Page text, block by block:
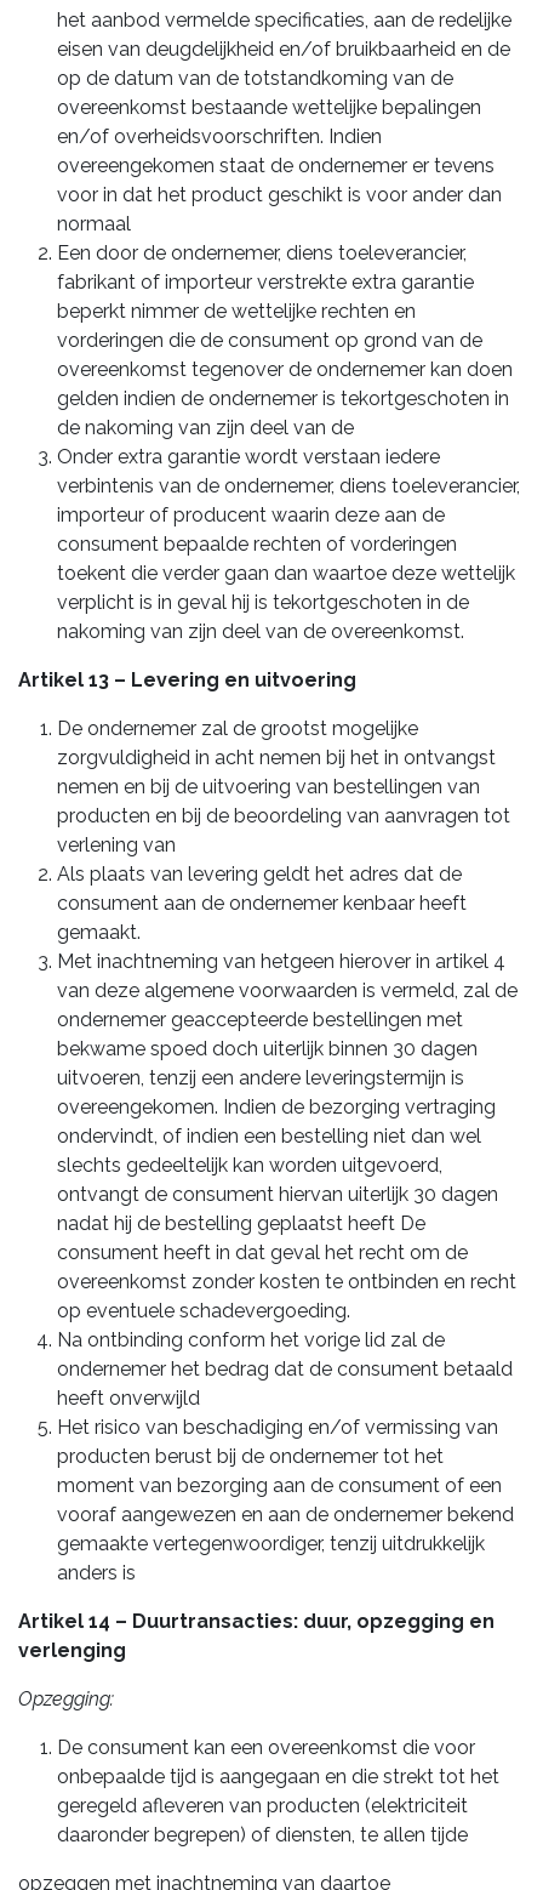
het aanbod vermelde specificaties, aan de redelijke
eisen van deugdelijkheid en/of bruikbaarheid en de
op de datum van de totstandkoming van de
overeenkomst bestaande wettelijke bepalingen
en/of overheidsvoorschriften. Indien
overeengekomen staat de ondernemer er tevens
voor in dat het product geschikt is voor ander dan
normaal
Een door de ondernemer, diens toeleverancier,
fabrikant of importeur verstrekte extra garantie
beperkt nimmer de wettelijke rechten en
vorderingen die de consument op grond van de
overeenkomst tegenover de ondernemer kan doen
gelden indien de ondernemer is tekortgeschoten in
de nakoming van zijn deel van de
Onder extra garantie wordt verstaan iedere
verbintenis van de ondernemer, diens toeleverancier,
importeur of producent waarin deze aan de
consument bepaalde rechten of vorderingen
toekent die verder gaan dan waartoe deze wettelijk
verplicht is in geval hij is tekortgeschoten in de
nakoming van zijn deel van de overeenkomst.
Artikel 13 – Levering en uitvoering
De ondernemer zal de grootst mogelijke
zorgvuldigheid in acht nemen bij het in ontvangst
nemen en bij de uitvoering van bestellingen van
producten en bij de beoordeling van aanvragen tot
verlening van
Als plaats van levering geldt het adres dat de
consument aan de ondernemer kenbaar heeft
gemaakt.
Met inachtneming van hetgeen hierover in artikel 4
van deze algemene voorwaarden is vermeld, zal de
ondernemer geaccepteerde bestellingen met
bekwame spoed doch uiterlijk binnen 30 dagen
uitvoeren, tenzij een andere leveringstermijn is
overeengekomen. Indien de bezorging vertraging
ondervindt, of indien een bestelling niet dan wel
slechts gedeeltelijk kan worden uitgevoerd,
ontvangt de consument hiervan uiterlijk 30 dagen
nadat hij de bestelling geplaatst heeft De
consument heeft in dat geval het recht om de
overeenkomst zonder kosten te ontbinden en recht
op eventuele schadevergoeding.
Na ontbinding conform het vorige lid zal de
ondernemer het bedrag dat de consument betaald
heeft onverwijld
Het risico van beschadiging en/of vermissing van
producten berust bij de ondernemer tot het
moment van bezorging aan de consument of een
vooraf aangewezen en aan de ondernemer bekend
gemaakte vertegenwoordiger, tenzij uitdrukkelijk
anders is
Artikel 14 – Duurtransacties: duur, opzegging en
verlenging
Opzegging:
De consument kan een overeenkomst die voor
onbepaalde tijd is aangegaan en die strekt tot het
geregeld afleveren van producten (elektriciteit
daaronder begrepen) of diensten, te allen tijde
opzeggen met inachtneming van daartoe